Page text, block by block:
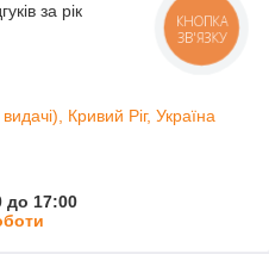
за рік
Кривий Ріг, Україна
до 17:00
КНОПКА
ЗВ'ЯЗКУ